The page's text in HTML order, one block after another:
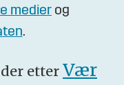
medier og
.
etter Vær